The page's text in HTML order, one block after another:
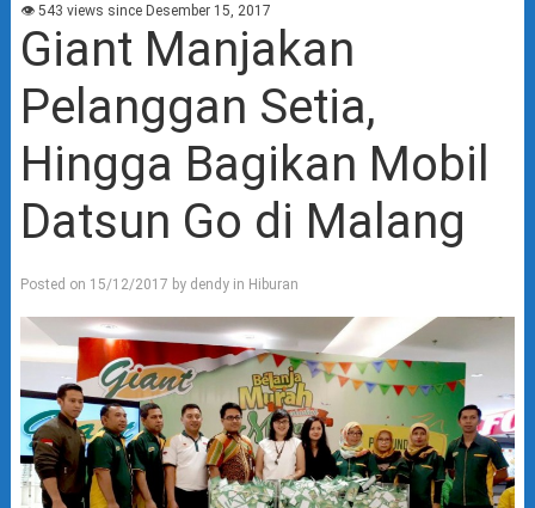
👁 543 views since Desember 15, 2017
Giant Manjakan
Pelanggan Setia,
Hingga Bagikan Mobil
Datsun Go di Malang
Posted on 15/12/2017 by dendyin Hiburan